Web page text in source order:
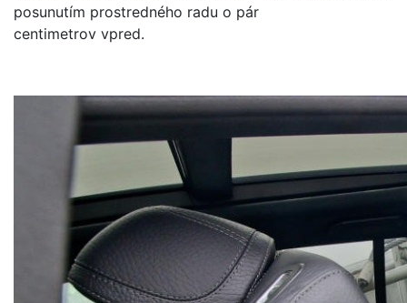
posunutím prostredného radu o pár
centimetrov vpred.